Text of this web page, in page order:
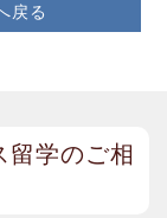
戻る
留学のご相